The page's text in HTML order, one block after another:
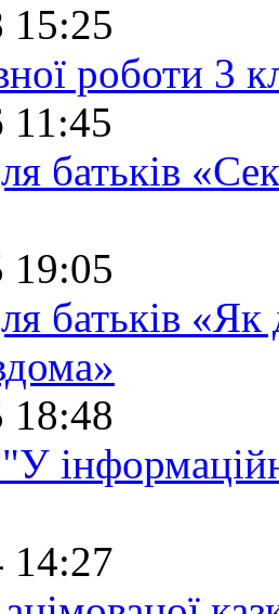
15:25
роботи 3
11:45
батьків
19:05
батьків
18:48
14:27